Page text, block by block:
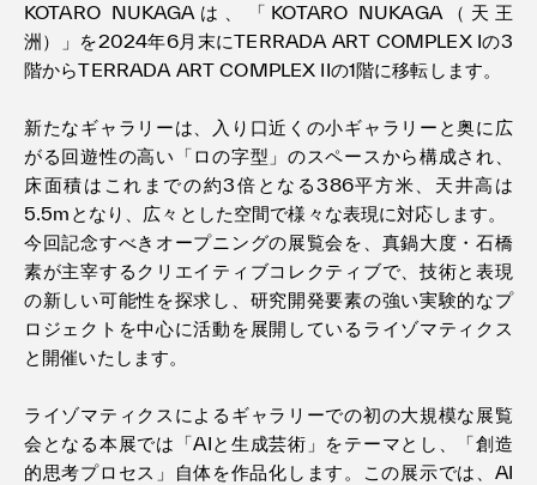
KOTARO NUKAGAは、「KOTARO NUKAGA（天王
洲）」を2024年6月末にTERRADA ART COMPLEX Iの3
階からTERRADA ART COMPLEX IIの1階に移転します。
新たなギャラリーは、入り口近くの小ギャラリーと奥に広
がる回遊性の高い「ロの字型」のスペースから構成され、
床面積はこれまでの約3倍となる386平方米、天井高は
5.5mとなり、広々とした空間で様々な表現に対応します。
今回記念すべきオープニングの展覧会を、真鍋大度・石橋
素が主宰するクリエイティブコレクティブで、技術と表現
の新しい可能性を探求し、研究開発要素の強い実験的なプ
ロジェクトを中心に活動を展開しているライゾマティクス
と開催いたします。
ライゾマティクスによるギャラリーでの初の大規模な展覧
会となる本展では「AIと生成芸術」をテーマとし、「創造
的思考プロセス」自体を作品化します。この展示では、AI